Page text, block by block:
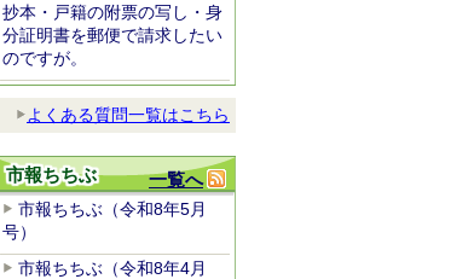
抄本・戸籍の附票の写し・身
分証明書を郵便で請求したい
のですが。
よくある質問一覧はこちら
一覧へ
市報ちちぶ
市報ちちぶ（令和8年5月
号）
市報ちちぶ（令和8年4月